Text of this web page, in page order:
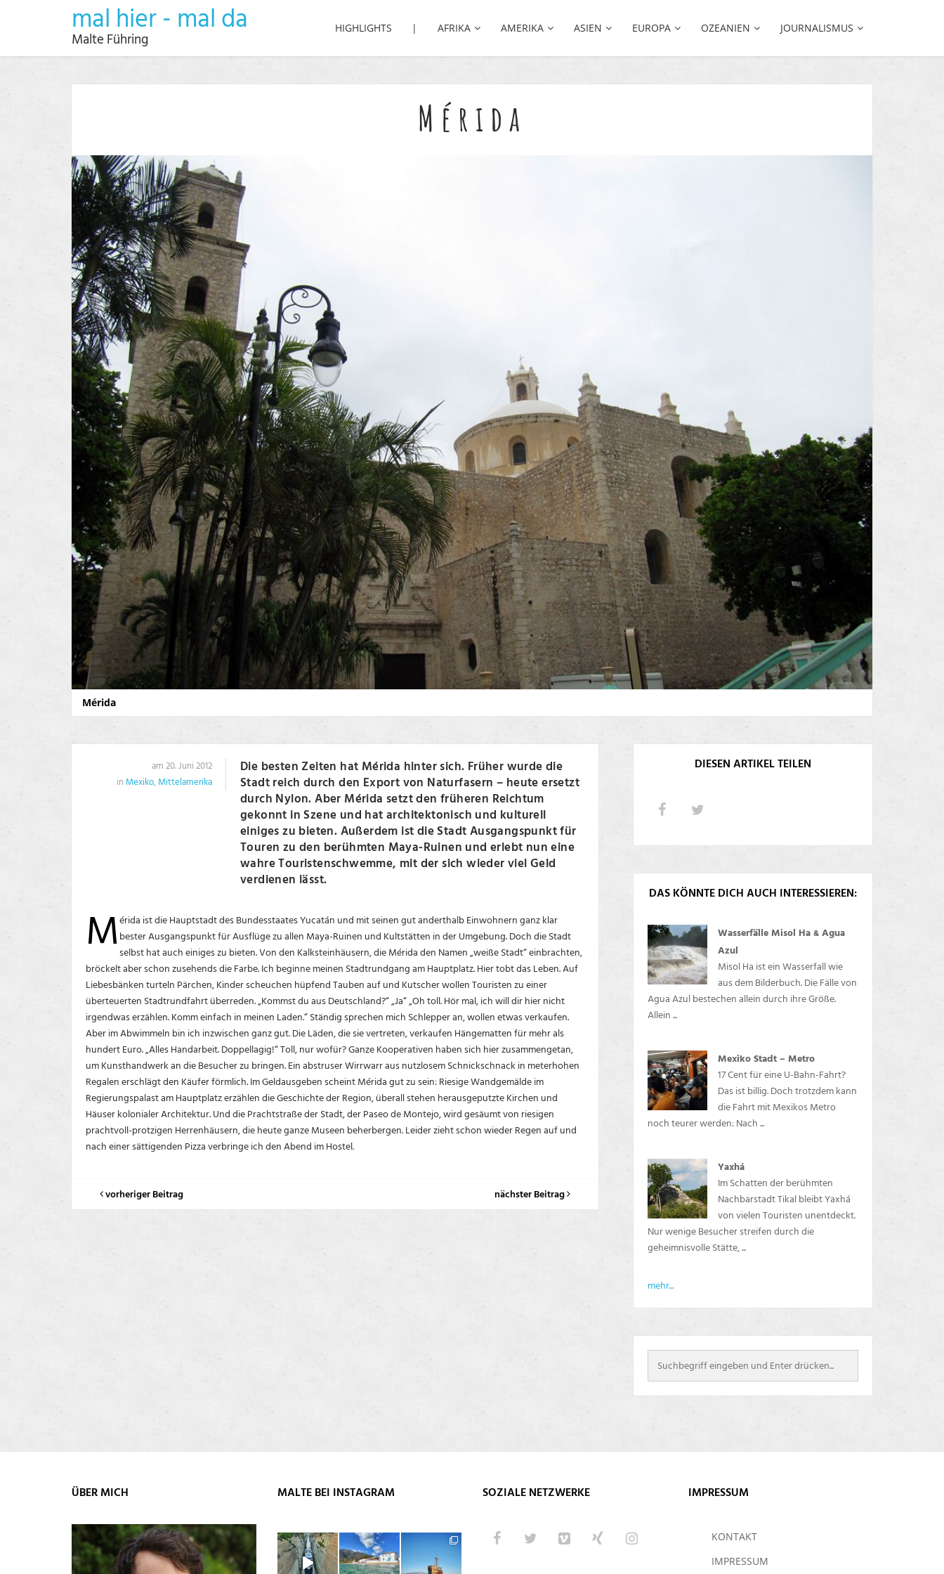
mal hier - mal da
Malte Führing
HIGHLIGHTS | AFRIKA AMERIKA ASIEN EUROPA OZEANIEN JOURNALISMUS
Mérida
Mérida
am 20. Juni 2012
in Mexiko, Mittelamerika
Die besten Zeiten hat Mérida hinter sich. Früher wurde die
Stadt reich durch den Export von Naturfasern – heute ersetzt
durch Nylon. Aber Mérida setzt den früheren Reichtum
gekonnt in Szene und hat architektonisch und kulturell
einiges zu bieten. Außerdem ist die Stadt Ausgangspunkt für
Touren zu den berühmten Maya-Ruinen und erlebt nun eine
wahre Touristenschwemme, mit der sich wieder viel Geld
verdienen lässt.
Mérida ist die Hauptstadt des Bundesstaates Yucatán und mit seinen gut anderthalb Einwohnern ganz klar
bester Ausgangspunkt für Ausflüge zu allen Maya-Ruinen und Kultstätten in der Umgebung. Doch die Stadt
selbst hat auch einiges zu bieten. Von den Kalksteinhäusern, die Mérida den Namen „weiße Stadt“ einbrachten,
bröckelt aber schon zusehends die Farbe. Ich beginne meinen Stadtrundgang am Hauptplatz. Hier tobt das Leben. Auf
Liebesbänken turteln Pärchen, Kinder scheuchen hüpfend Tauben auf und Kutscher wollen Touristen zu einer
überteuerten Stadtrundfahrt überreden. „Kommst du aus Deutschland?“ „Ja“ „Oh toll. Hör mal, ich will dir hier nicht
irgendwas erzählen. Komm einfach in meinen Laden.“ Ständig sprechen mich Schlepper an, wollen etwas verkaufen.
Aber im Abwimmeln bin ich inzwischen ganz gut. Die Läden, die sie vertreten, verkaufen Hängematten für mehr als
hundert Euro. „Alles Handarbeit. Doppellagig!“ Toll, nur wofür? Ganze Kooperativen haben sich hier zusammengetan,
um Kunsthandwerk an die Besucher zu bringen. Ein abstruser Wirrwarr aus nutzlosem Schnickschnack in meterhohen
Regalen erschlägt den Käufer förmlich. Im Geldausgeben scheint Mérida gut zu sein: Riesige Wandgemälde im
Regierungspalast am Hauptplatz erzählen die Geschichte der Region, überall stehen herausgeputzte Kirchen und
Häuser kolonialer Architektur. Und die Prachtstraße der Stadt, der Paseo de Montejo, wird gesäumt von riesigen
prachtvoll-protzigen Herrenhäusern, die heute ganze Museen beherbergen. Leider zieht schon wieder Regen auf und
nach einer sättigenden Pizza verbringe ich den Abend im Hostel.
vorheriger Beitrag nächster Beitrag
DIESEN ARTIKEL TEILEN
DAS KÖNNTE DICH AUCH INTERESSIEREN:
Wasserfälle Misol Ha & Agua
Azul
Misol Ha ist ein Wasserfall wie
aus dem Bilderbuch. Die Fälle von
Agua Azul bestechen allein durch ihre Größe.
Allein ...
Mexiko Stadt – Metro
17 Cent für eine U-Bahn-Fahrt?
Das ist billig. Doch trotzdem kann
die Fahrt mit Mexikos Metro
noch teurer werden: Nach ...
Yaxhá
Im Schatten der berühmten
Nachbarstadt Tikal bleibt Yaxhá
von vielen Touristen unentdeckt.
Nur wenige Besucher streifen durch die
geheimnisvolle Stätte, ...
mehr...
ÜBER MICH MALTE BEI INSTAGRAM SOZIALE NETZWERKE IMPRESSUM
KONTAKT
IMPRESSUM